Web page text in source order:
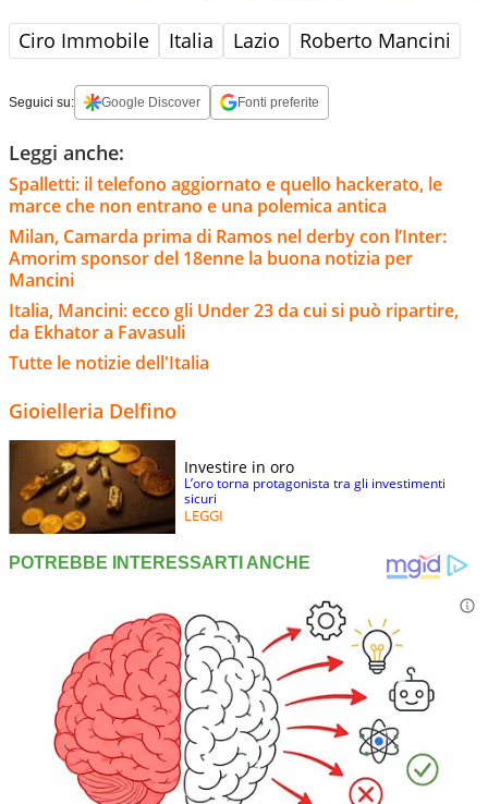
Ciro Immobile Italia Lazio Roberto Mancini
Seguici su: Google Discover Fonti preferite
Leggi anche:
Spalletti: il telefono aggiornato e quello hackerato, le
marce che non entrano e una polemica antica
Milan, Camarda prima di Ramos nel derby con l’Inter:
Amorim sponsor del 18enne la buona notizia per
Mancini
Italia, Mancini: ecco gli Under 23 da cui si può ripartire,
da Ekhator a Favasuli
Tutte le notizie dell'Italia
Gioielleria Delfino
Investire in oro
L’oro torna protagonista tra gli investimenti
sicuri
LEGGI